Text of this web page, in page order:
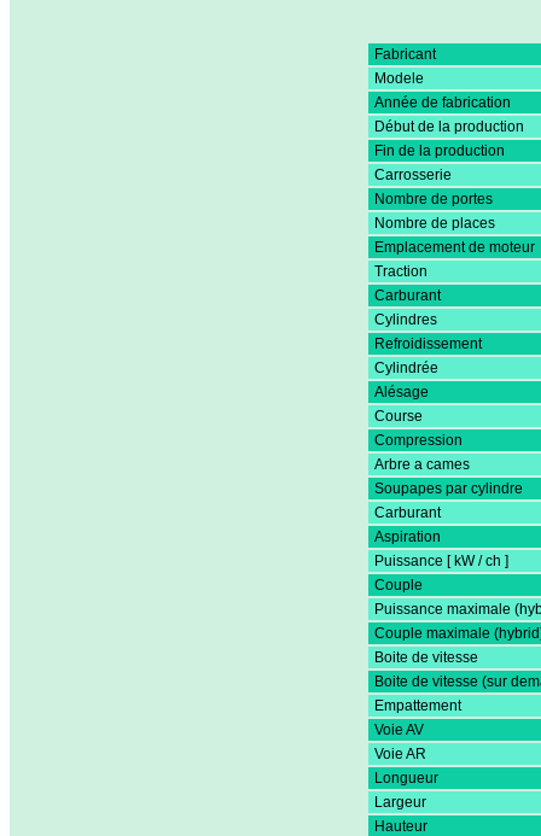
Fabricant
Modele
Année de fabrication
Début de la production
Fin de la production
Carrosserie
Nombre de portes
Nombre de places
Emplacement de moteur
Traction
Carburant
Cylindres
Refroidissement
Cylindrée
Alésage
Course
Compression
Arbre a cames
Soupapes par cylindre
Carburant
Aspiration
Puissance [ kW / ch ]
Couple
Puissance maximale
Couple maximale
Boite de vitesse
Boite de vitesse (sur
Empattement
Voie AV
Voie AR
Longueur
Largeur
Hauteur